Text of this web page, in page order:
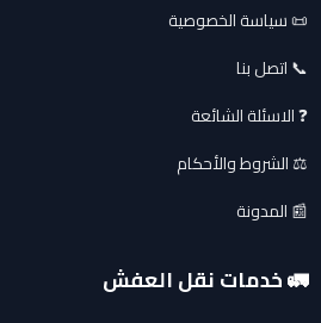
📜 سياسة الخصوصية
📞 اتصل بنا
❓ الاسئلة الشائعة
⚖️ الشروط والأحكام
📰 المدونة
🚛 خدمات نقل العفش